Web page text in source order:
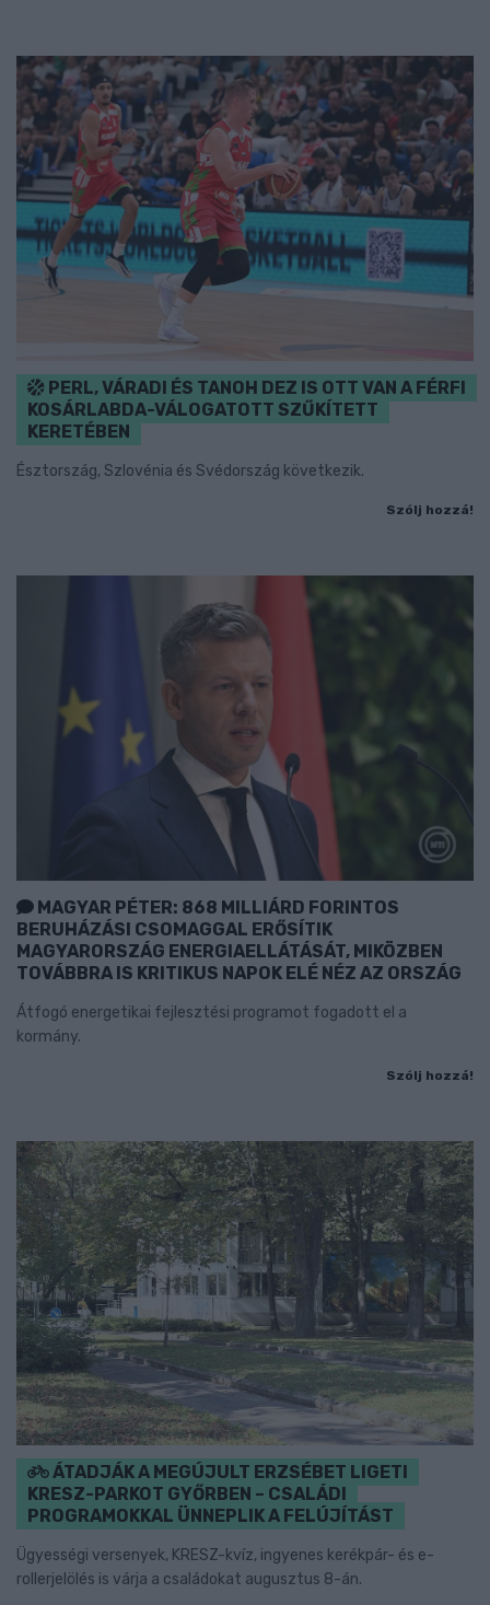
PERL, VÁRADI ÉS TANOH DEZ IS OTT VAN A FÉRFI
KOSÁRLABDA-VÁLOGATOTT SZŰKÍTETT
KERETÉBEN
Észtország, Szlovénia és Svédország következik.
Szólj hozzá!
MAGYAR PÉTER: 868 MILLIÁRD FORINTOS
BERUHÁZÁSI CSOMAGGAL ERŐSÍTIK
MAGYARORSZÁG ENERGIAELLÁTÁSÁT, MIKÖZBEN
TOVÁBBRA IS KRITIKUS NAPOK ELÉ NÉZ AZ ORSZÁG
Átfogó energetikai fejlesztési programot fogadott el a
kormány.
Szólj hozzá!
ÁTADJÁK A MEGÚJULT ERZSÉBET LIGETI
KRESZ-PARKOT GYŐRBEN – CSALÁDI
PROGRAMOKKAL ÜNNEPLIK A FELÚJÍTÁST
Ügyességi versenyek, KRESZ-kvíz, ingyenes kerékpár- és e-
rollerjelölés is várja a családokat augusztus 8-án.